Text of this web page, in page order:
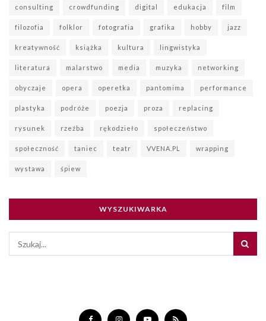
consulting crowdfunding digital edukacja film
filozofia folklor fotografia grafika hobby jazz
kreatywność książka kultura lingwistyka
literatura malarstwo media muzyka networking
obyczaje opera operetka pantomima performance
plastyka podróże poezja proza replacing
rysunek rzeźba rękodzieło społeczeństwo
społeczność taniec teatr VVENA.PL wrapping
wystawa śpiew
WYSZUKIWARKA